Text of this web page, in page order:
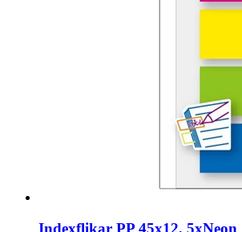
Indexflikar PP 45x12, 5xNeon